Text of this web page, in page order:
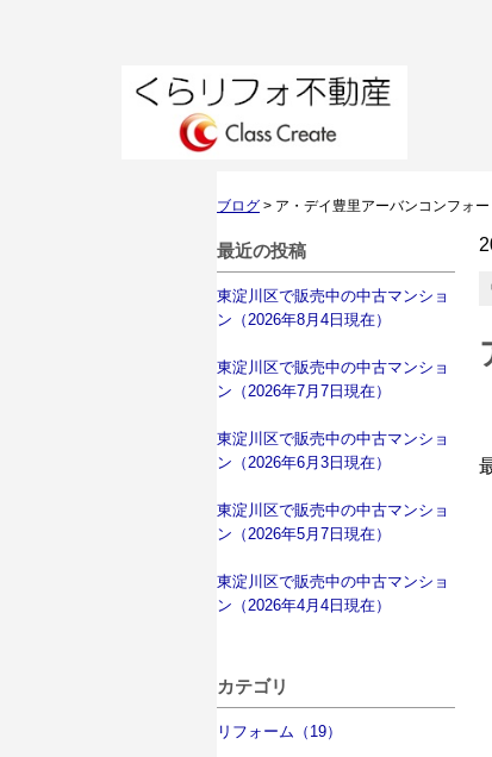
ブログ > ア・デイ豊里アーバンコンフォ
最近の投稿
東淀川区で販売中の中古マンショ
ン（2026年8月4日現在）
東淀川区で販売中の中古マンショ
ン（2026年7月7日現在）
東淀川区で販売中の中古マンショ
ン（2026年6月3日現在）
東淀川区で販売中の中古マンショ
ン（2026年5月7日現在）
東淀川区で販売中の中古マンショ
ン（2026年4月4日現在）
カテゴリ
リフォーム（19）